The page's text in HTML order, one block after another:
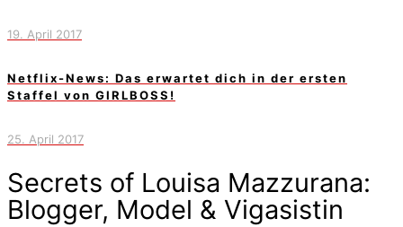
19. April 2017
Netflix-News: Das erwartet dich in der ersten
Staffel von GIRLBOSS!
25. April 2017
Secrets of Louisa Mazzurana:
Blogger, Model & Vigasistin